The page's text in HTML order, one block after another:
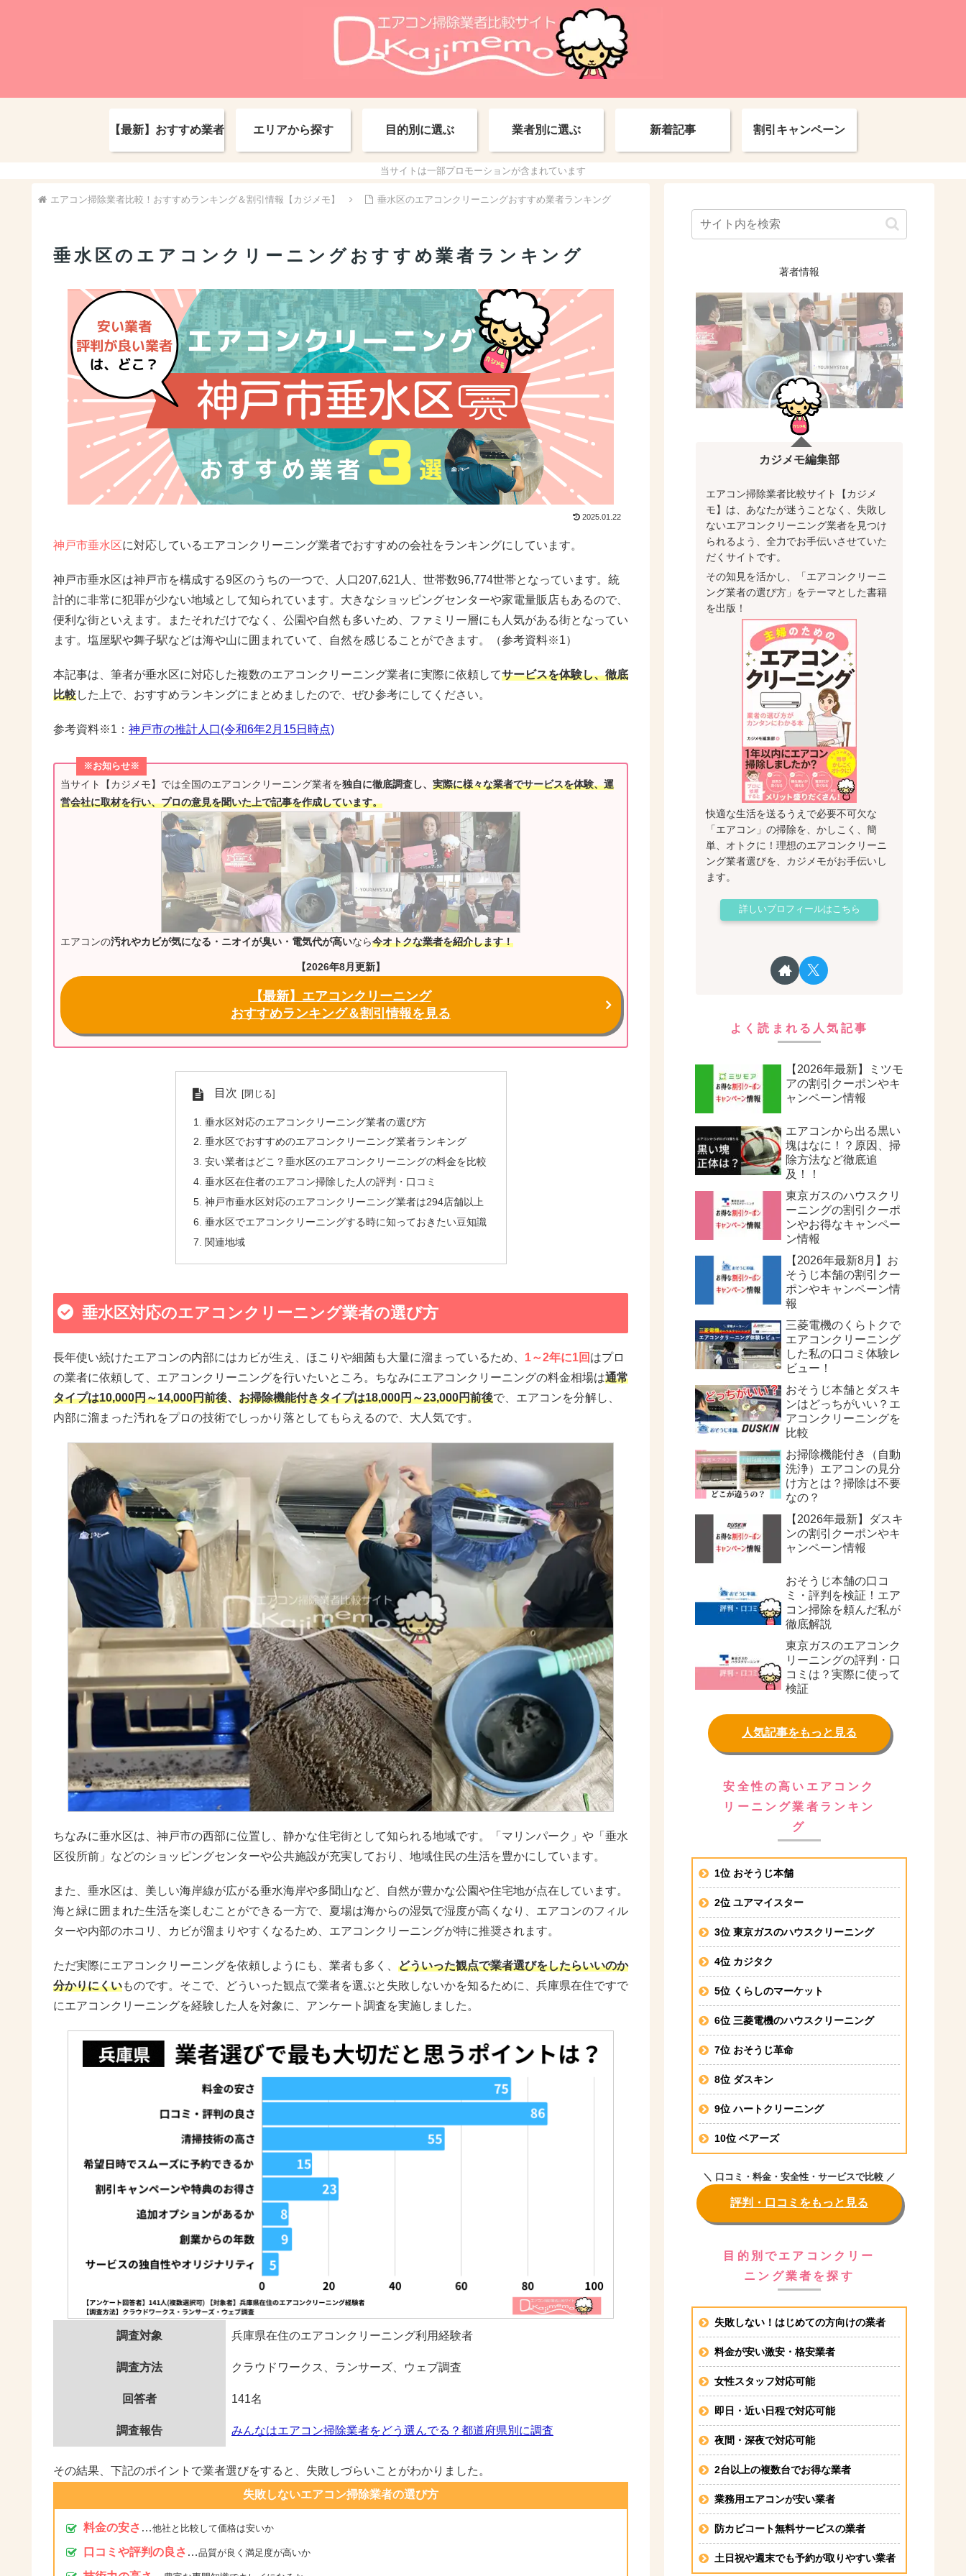
【最新】おすすめ業者 エリアから探す 目的別に選ぶ 業者別に選ぶ 新着記事 割引キャンペーン
当サイトは一部プロモーションが含まれています
エアコン掃除業者比較！おすすめランキング＆割引情報【カジメモ】 垂水区のエアコンクリーニングおすすめ業者ランキング
垂水区のエアコンクリーニングおすすめ業者ランキング
2025.01.22
神戸市垂水区に対応しているエアコンクリーニング業者でおすすめの会社をランキングにしています。
神戸市垂水区は神戸市を構成する9区のうちの一つで、人口207,621人、世帯数96,774世帯となっています。統
計的に非常に犯罪が少ない地域として知られています。大きなショッピングセンターや家電量販店もあるので、
便利な街といえます。またそれだけでなく、公園や自然も多いため、ファミリー層にも人気がある街となってい
ます。塩屋駅や舞子駅などは海や山に囲まれていて、自然を感じることができます。（参考資料※1）
本記事は、筆者が垂水区に対応した複数のエアコンクリーニング業者に実際に依頼してサービスを体験し、徹底
比較した上で、おすすめランキングにまとめましたので、ぜひ参考にしてください。
参考資料※1： 神戸市の推計人口(令和6年2月15日時点)
※お知らせ※
当サイト【カジメモ】では全国のエアコンクリーニング業者を独自に徹底調査し、 実際に様々な業者でサービスを体験、運
営会社に取材を行い、プロの意見を聞いた上で記事を作成しています。
エアコンの汚れやカビが気になる・ニオイが臭い・電気代が高いなら今オトクな業者を紹介します！
【2026年8月更新】
【最新】エアコンクリーニング
おすすめランキング＆割引情報を見る
目次
垂水区対応のエアコンクリーニング業者の選び方
垂水区でおすすめのエアコンクリーニング業者ランキング
安い業者はどこ？垂水区のエアコンクリーニングの料金を比較
垂水区在住者のエアコン掃除した人の評判・口コミ
神戸市垂水区対応のエアコンクリーニング業者は294店舗以上
垂水区でエアコンクリーニングする時に知っておきたい豆知識
関連地域
垂水区対応のエアコンクリーニング業者の選び方
長年使い続けたエアコンの内部にはカビが生え、ほこりや細菌も大量に溜まっているため、 1～2年に1回 はプロ
の業者に依頼して、エアコンクリーニングを行いたいところ。ちなみにエアコンクリーニングの料金相場は通常
タイプは10,000円～14,000円前後、 お掃除機能付きタイプは18,000円～23,000円前後で、エアコンを分解し、
内部に溜まった汚れをプロの技術でしっかり落としてもらえるので、大人気です。
ちなみに垂水区は、神戸市の西部に位置し、静かな住宅街として知られる地域です。「マリンパーク」や「垂水
区役所前」などのショッピングセンターや公共施設が充実しており、地域住民の生活を豊かにしています。
また、垂水区は、美しい海岸線が広がる垂水海岸や多聞山など、自然が豊かな公園や住宅地が点在しています。
海と緑に囲まれた生活を楽しむことができる一方で、夏場は海からの湿気で湿度が高くなり、エアコンのフィル
ターや内部のホコリ、カビが溜まりやすくなるため、エアコンクリーニングが特に推奨されます。
ただ実際にエアコンクリーニングを依頼しようにも、業者も多く、 どういった観点で業者選びをしたらいいのか
分かりにくいものです。そこで、どういった観点で業者を選ぶと失敗しないかを知るために、兵庫県在住ですで
にエアコンクリーニングを経験した人を対象に、アンケート調査を実施しました。
調査対象 兵庫県在住のエアコンクリーニング利用経験者
調査方法 クラウドワークス、ランサーズ、ウェブ調査
回答者 141名
調査報告 みんなはエアコン掃除業者をどう選んでる？都道府県別に調査
その結果、下記のポイントで業者選びをすると、失敗しづらいことがわかりました。
失敗しないエアコン掃除業者の選び方
料金の安さ …他社と比較して価格は安いか
口コミや評判の良さ …品質が良く満足度が高いか
著者情報
カジメモ編集部
エアコン掃除業者比較サイト【カジメ
モ】は、あなたが迷うことなく、失敗し
ないエアコンクリーニング業者を見つけ
られるよう、全力でお手伝いさせていた
だくサイトです。
その知見を活かし、「エアコンクリーニ
ング業者の選び方」をテーマとした書籍
を出版！
快適な生活を送るうえで必要不可欠な
「エアコン」の掃除を、かしこく、簡
単、オトクに！理想のエアコンクリーニ
ング業者選びを、カジメモがお手伝いし
ます。
詳しいプロフィールはこちら
よく読まれる人気記事
【2026年最新】ミツモ
アの割引クーポンやキ
ャンペーン情報
エアコンから出る黒い
塊はなに！？原因、掃
除方法など徹底追
及！！
東京ガスのハウスクリ
ーニングの割引クーポ
ンやお得なキャンペー
ン情報
【2026年最新8月】お
そうじ本舗の割引クー
ポンやキャンペーン情
報
三菱電機のくらトクで
エアコンクリーニング
した私の口コミ体験レ
ビュー！
おそうじ本舗とダスキ
ンはどっちがいい？エ
アコンクリーニングを
比較
お掃除機能付き（自動
洗浄）エアコンの見分
け方とは？掃除は不要
なの？
【2026年最新】ダスキ
ンの割引クーポンやキ
ャンペーン情報
おそうじ本舗の口コ
ミ・評判を検証！エア
コン掃除を頼んだ私が
徹底解説
東京ガスのエアコンク
リーニングの評判・口
コミは？実際に使って
検証
人気記事をもっと見る
安全性の高いエアコンク
リーニング業者ランキン
グ
1位 おそうじ本舗
2位 ユアマイスター
3位 東京ガスのハウスクリーニング
4位 カジタク
5位 くらしのマーケット
6位 三菱電機のハウスクリーニング
7位 おそうじ革命
8位 ダスキン
9位 ハートクリーニング
10位 ベアーズ
＼ 口コミ・料金・安全性・サービスで比較 ／
評判・口コミをもっと見る
目的別でエアコンクリー
ニング業者を探す
失敗しない！はじめての方向けの業者
料金が安い激安・格安業者
女性スタッフ対応可能
即日・近い日程で対応可能
夜間・深夜で対応可能
2台以上の複数台でお得な業者
業務用エアコンが安い業者
防カビコート無料サービスの業者
土日祝や週末でも予約が取りやすい業者